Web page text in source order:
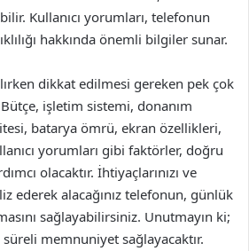
Kullanıcı yorumları, telefonun
hakkında önemli bilgiler sunar.
dikkat edilmesi gereken pek çok
işletim sistemi, donanım
batarya ömrü, ekran özellikleri,
yorumları gibi faktörler, doğru
olacaktır. İhtiyaçlarınızı ve
ederek alacağınız telefonun, günlük
sağlayabilirsiniz. Unutmayın ki;
memnuniyet sağlayacaktır.